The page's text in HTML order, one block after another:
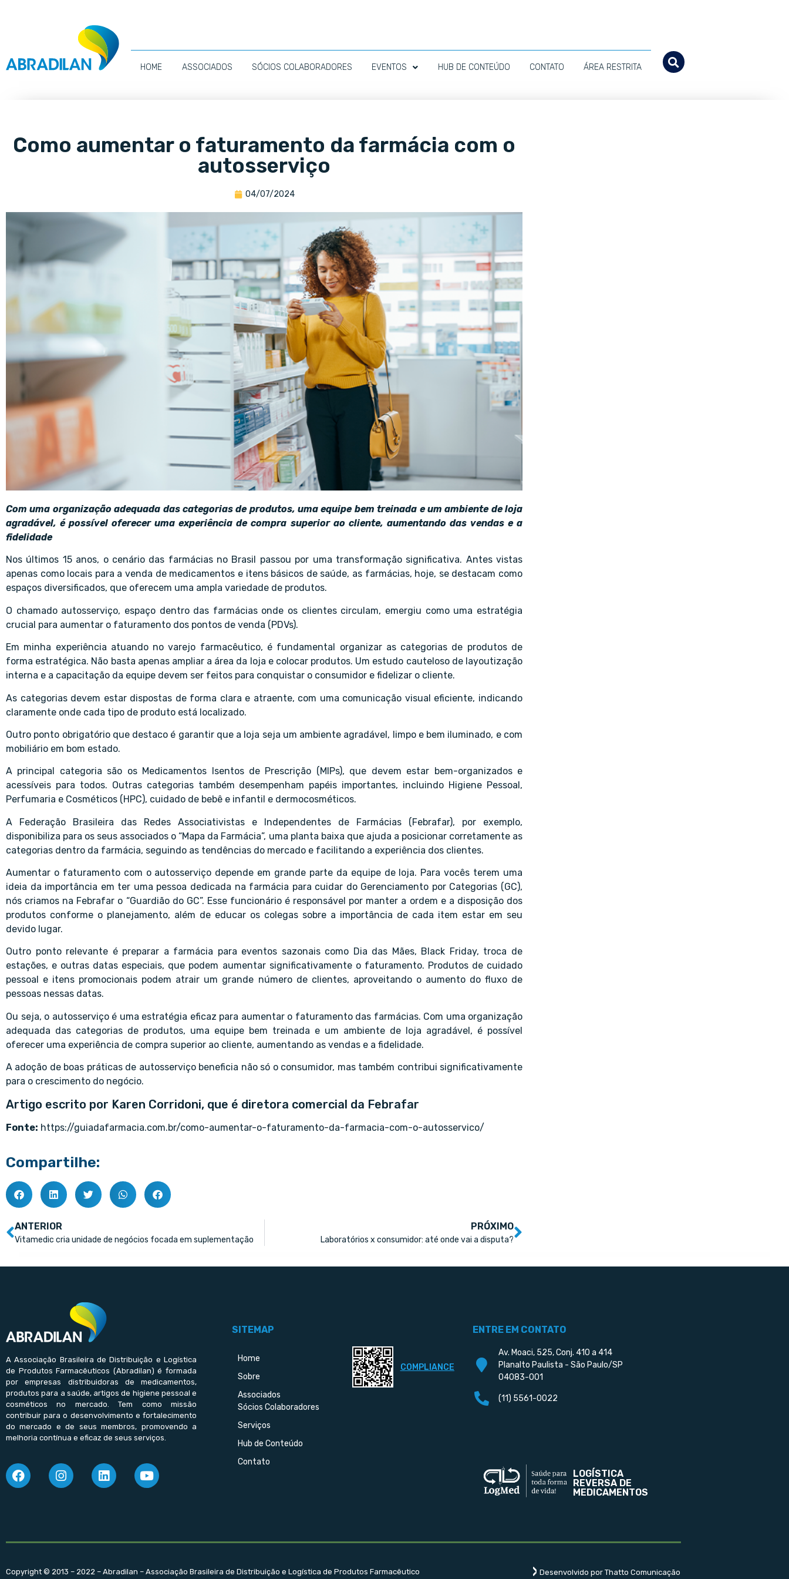
HOME ASSOCIADOS SÓCIOS COLABORADORES EVENTOS HUB DE CONTEÚDO CONTATO ÁREA RESTRITA
Como aumentar o faturamento da farmácia com o
autosserviço
04/07/2024
Com uma organização adequada das categorias de produtos, uma equipe bem treinada e um ambiente de loja
agradável, é possível oferecer uma experiência de compra superior ao cliente, aumentando das vendas e a
fidelidade
Nos últimos 15 anos, o cenário das farmácias no Brasil passou por uma transformação significativa. Antes vistas
apenas como locais para a venda de medicamentos e itens básicos de saúde, as farmácias, hoje, se destacam como
espaços diversificados, que oferecem uma ampla variedade de produtos.
O chamado autosserviço, espaço dentro das farmácias onde os clientes circulam, emergiu como uma estratégia
crucial para aumentar o faturamento dos pontos de venda (PDVs).
Em minha experiência atuando no varejo farmacêutico, é fundamental organizar as categorias de produtos de
forma estratégica. Não basta apenas ampliar a área da loja e colocar produtos. Um estudo cauteloso de layoutização
interna e a capacitação da equipe devem ser feitos para conquistar o consumidor e fidelizar o cliente.
As categorias devem estar dispostas de forma clara e atraente, com uma comunicação visual eficiente, indicando
claramente onde cada tipo de produto está localizado.
Outro ponto obrigatório que destaco é garantir que a loja seja um ambiente agradável, limpo e bem iluminado, e com
mobiliário em bom estado.
A principal categoria são os Medicamentos Isentos de Prescrição (MIPs), que devem estar bem-organizados e
acessíveis para todos. Outras categorias também desempenham papéis importantes, incluindo Higiene Pessoal,
Perfumaria e Cosméticos (HPC), cuidado de bebê e infantil e dermocosméticos.
A Federação Brasileira das Redes Associativistas e Independentes de Farmácias (Febrafar), por exemplo,
disponibiliza para os seus associados o “Mapa da Farmácia”, uma planta baixa que ajuda a posicionar corretamente as
categorias dentro da farmácia, seguindo as tendências do mercado e facilitando a experiência dos clientes.
Aumentar o faturamento com o autosserviço depende em grande parte da equipe de loja. Para vocês terem uma
ideia da importância em ter uma pessoa dedicada na farmácia para cuidar do Gerenciamento por Categorias (GC),
nós criamos na Febrafar o “Guardião do GC”. Esse funcionário é responsável por manter a ordem e a disposição dos
produtos conforme o planejamento, além de educar os colegas sobre a importância de cada item estar em seu
devido lugar.
Outro ponto relevante é preparar a farmácia para eventos sazonais como Dia das Mães, Black Friday, troca de
estações, e outras datas especiais, que podem aumentar significativamente o faturamento. Produtos de cuidado
pessoal e itens promocionais podem atrair um grande número de clientes, aproveitando o aumento do fluxo de
pessoas nessas datas.
Ou seja, o autosserviço é uma estratégia eficaz para aumentar o faturamento das farmácias. Com uma organização
adequada das categorias de produtos, uma equipe bem treinada e um ambiente de loja agradável, é possível
oferecer uma experiência de compra superior ao cliente, aumentando as vendas e a fidelidade.
A adoção de boas práticas de autosserviço beneficia não só o consumidor, mas também contribui significativamente
para o crescimento do negócio.
Artigo escrito por Karen Corridoni, que é diretora comercial da Febrafar
Fonte: https://guiadafarmacia.com.br/como-aumentar-o-faturamento-da-farmacia-com-o-autosservico/
Compartilhe:
ANTERIOR
Vitamedic cria unidade de negócios focada em suplementação
PRÓXIMO
Laboratórios x consumidor: até onde vai a disputa?
A Associação Brasileira de Distribuição e Logística
de Produtos Farmacêuticos (Abradilan) é formada
por empresas distribuidoras de medicamentos,
produtos para a saúde, artigos de higiene pessoal e
cosméticos no mercado. Tem como missão
contribuir para o desenvolvimento e fortalecimento
do mercado e de seus membros, promovendo a
melhoria contínua e eficaz de seus serviços.
SITEMAP
Home
Sobre
Associados
Sócios Colaboradores
Serviços
Hub de Conteúdo
Contato
COMPLIANCE
ENTRE EM CONTATO
Av. Moaci, 525, Conj. 410 a 414
Planalto Paulista - São Paulo/SP
04083-001
(11) 5561-0022
LOGÍSTICA
REVERSA DE
MEDICAMENTOS
Copyright © 2013 – 2022 – Abradilan – Associação Brasileira de Distribuição e Logística de Produtos Farmacêutico Desenvolvido por Thatto Comunicação